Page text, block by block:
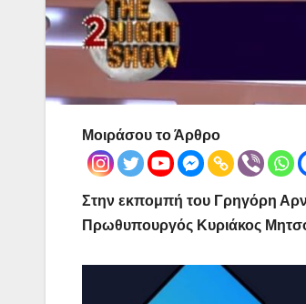
Μοιράσου το Άρθρο
Στην εκπομπή του Γρηγόρη
Πρωθυπουργός Κυριάκος